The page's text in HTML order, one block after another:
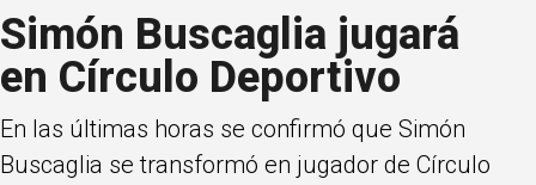
Simón Buscaglia jugará
en Círculo Deportivo
En las últimas horas se confirmó que Simón
Buscaglia se transformó en jugador de Círculo